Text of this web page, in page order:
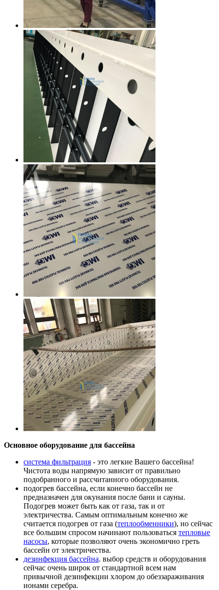
Основное оборудование для бассейна
система фильтрация - это легкие Вашего бассейна!
Чистота воды напрямую зависит от правильно
подобранного и рассчитанного оборудования.
подогрев бассейна, если конечно бассейн не
предназначен для окунания после бани и сауны.
Подогрев может быть как от газа, так и от
электричества. Самым оптимальным конечно же
считается подогрев от газа (теплообменники), но сейчас
все большим спросом начинают пользоваться тепловые
насосы, которые позволяют очень экономично греть
бассейн от электричества.
дезинфекция бассейна. выбор средств и оборудования
сейчас очень широк от стандартной всем нам
привычной дезинфекции хлором до обеззараживания
ионами серебра.